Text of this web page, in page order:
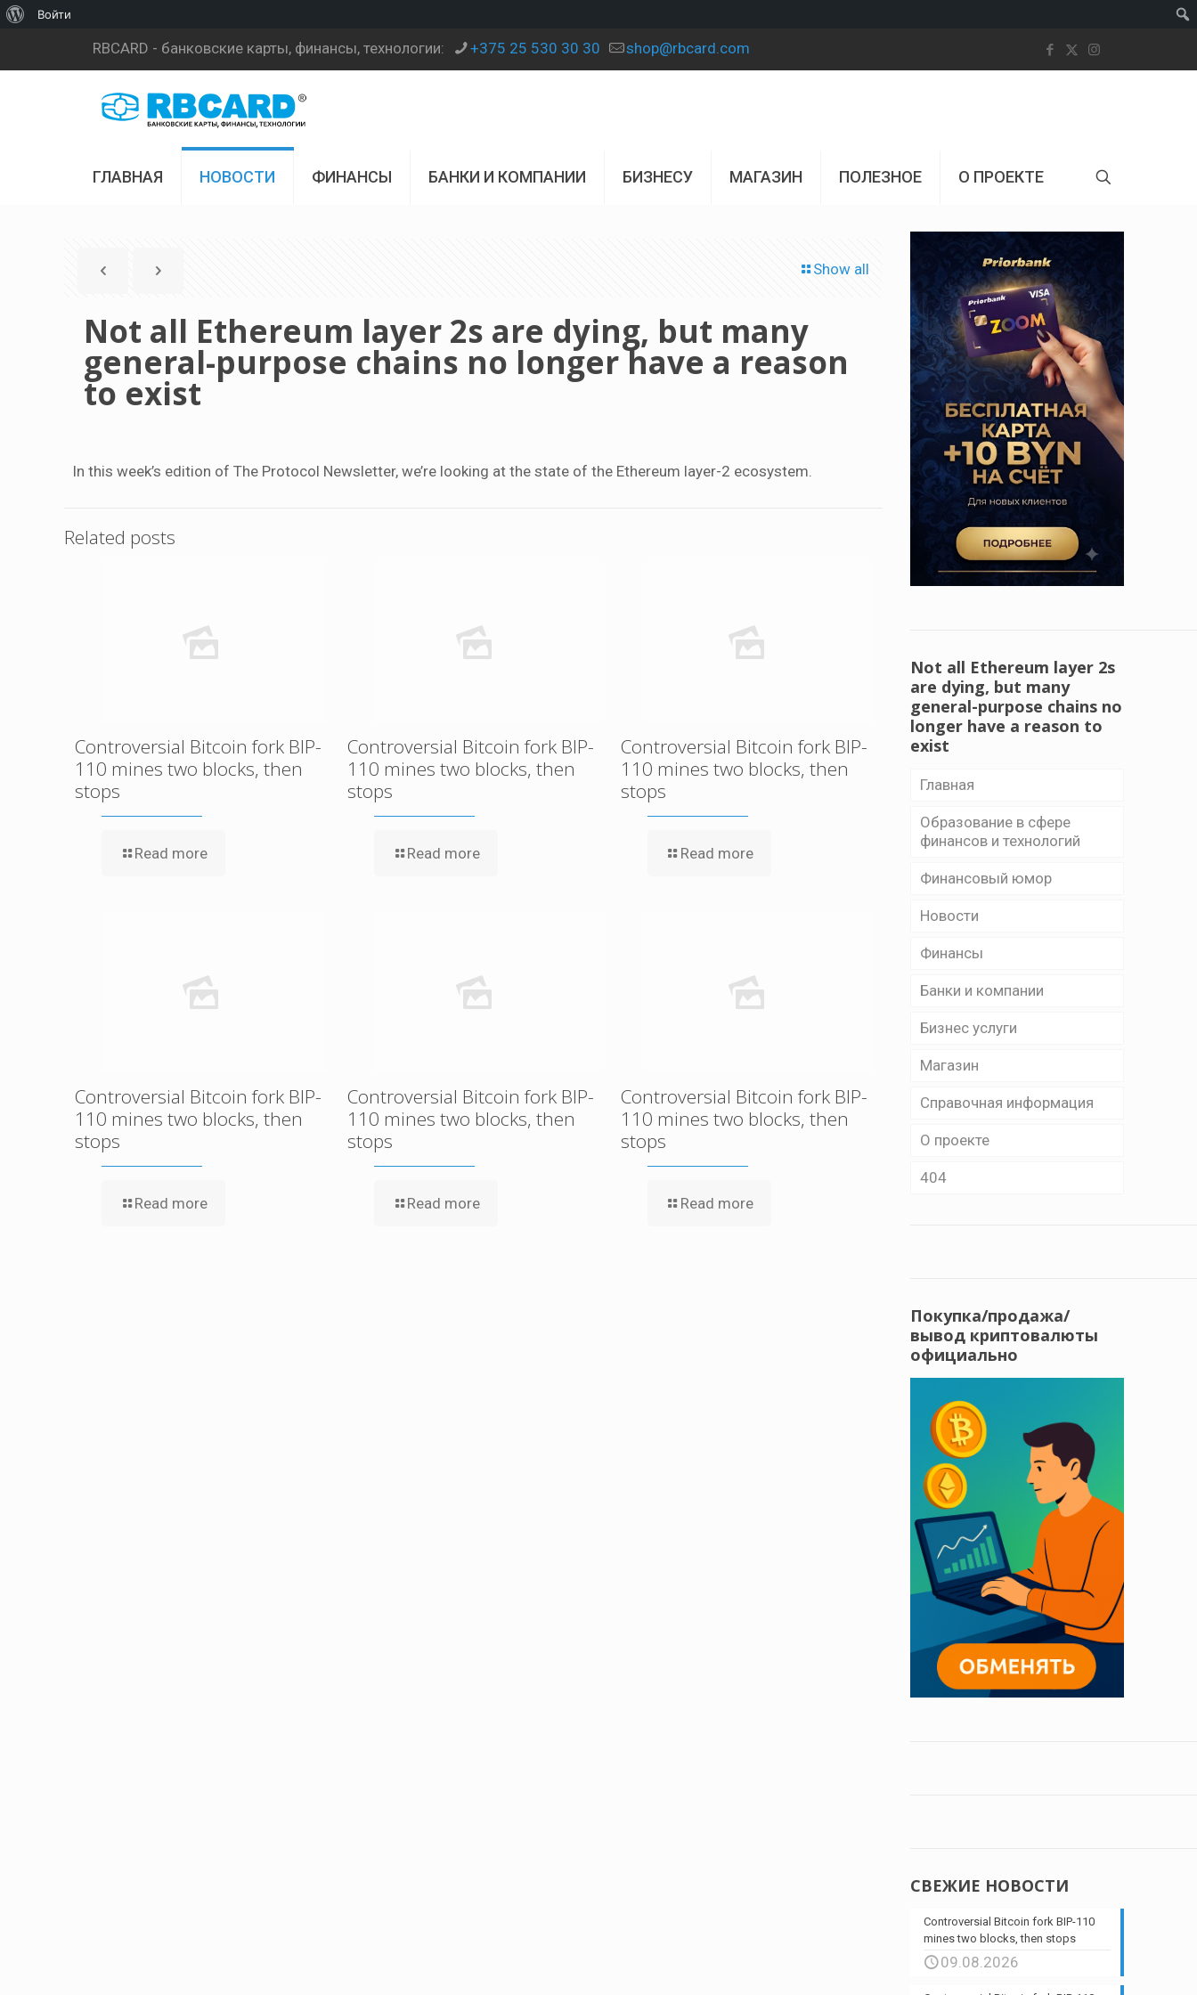
RBCARD - банковские карты, финансы, технологии: +375 25 530 30 30 shop@rbcard.com
ГЛАВНАЯ НОВОСТИ ФИНАНСЫ БАНКИ И КОМПАНИИ БИЗНЕСУ МАГАЗИН ПОЛЕЗНОЕ О ПРОЕКТЕ
Show all
Not all Ethereum layer 2s are dying, but many
general-purpose chains no longer have a reason
to exist
In this week’s edition of The Protocol Newsletter, we’re looking at the state of the Ethereum layer-2 ecosystem.
Related posts
Controversial Bitcoin fork BIP-
110 mines two blocks, then
stops
Read more
Controversial Bitcoin fork BIP-
110 mines two blocks, then
stops
Read more
Controversial Bitcoin fork BIP-
110 mines two blocks, then
stops
Read more
Controversial Bitcoin fork BIP-
110 mines two blocks, then
stops
Read more
Controversial Bitcoin fork BIP-
110 mines two blocks, then
stops
Read more
Controversial Bitcoin fork BIP-
110 mines two blocks, then
stops
Read more
Not all Ethereum layer 2s
are dying, but many
general-purpose chains no
longer have a reason to
exist
Главная
Образование в сфере
финансов и технологий
Финансовый юмор
Новости
Финансы
Банки и компании
Бизнес уcлуги
Магазин
Справочная информация
О проекте
404
Покупка/продажа/
вывод криптовалюты
официально
СВЕЖИЕ НОВОСТИ
Controversial Bitcoin fork BIP-110
mines two blocks, then stops
09.08.2026
Войти